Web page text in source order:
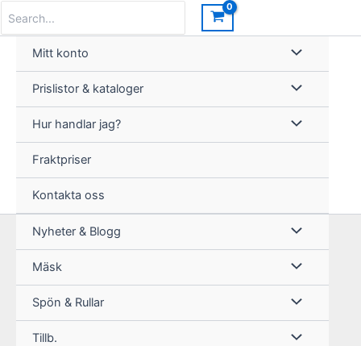
innehåll
for:
Mitt konto
Prislistor & kataloger
Hur handlar jag?
Fraktpriser
Kontakta oss
Nyheter & Blogg
Mäsk
Spön & Rullar
Tillb.